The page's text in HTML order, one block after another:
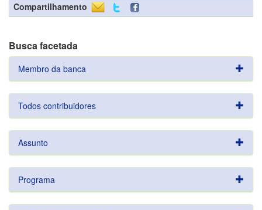
Compartilhamento
Busca facetada
Membro da banca
Todos contribuidores
Assunto
Programa